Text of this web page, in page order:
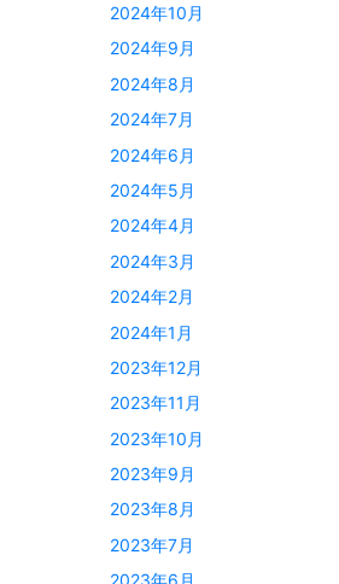
2024年10月
2024年9月
2024年8月
2024年7月
2024年6月
2024年5月
2024年4月
2024年3月
2024年2月
2024年1月
2023年12月
2023年11月
2023年10月
2023年9月
2023年8月
2023年7月